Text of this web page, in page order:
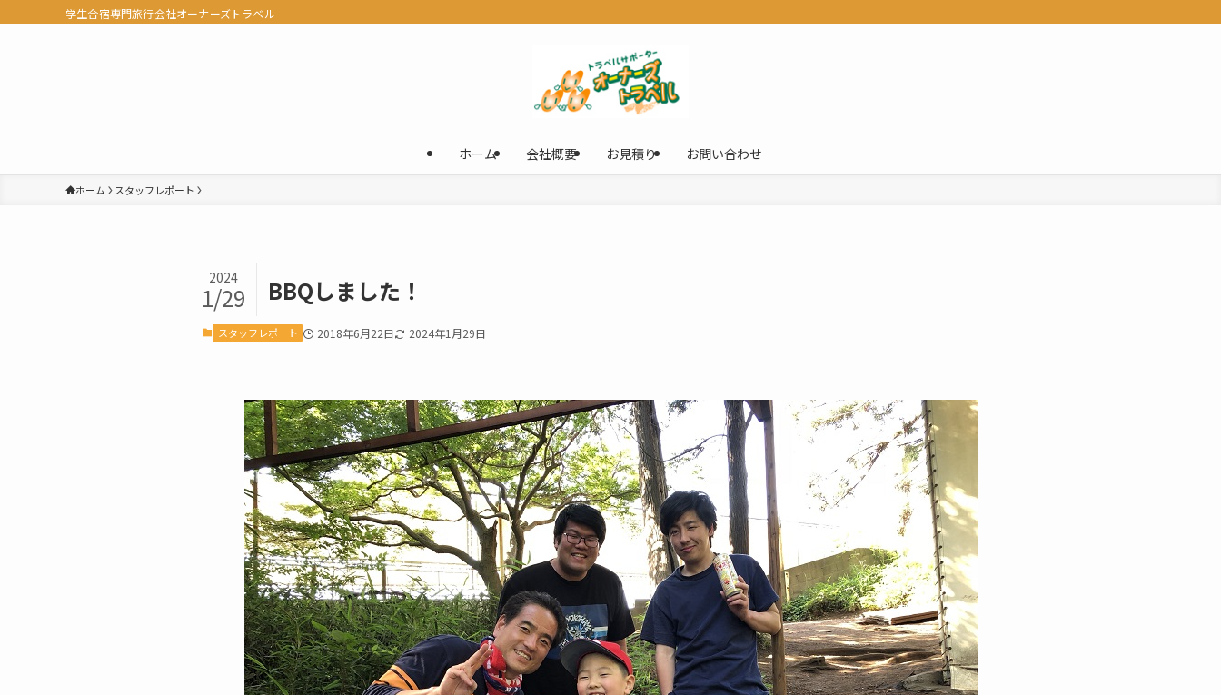
学生合宿専門旅行会社オーナーズトラベル
ホーム 会社概要 お見積り お問い合わせ
ホーム スタッフレポート
BBQしました！
2024
1/29
スタッフレポート 2018年6月22日 2024年1月29日